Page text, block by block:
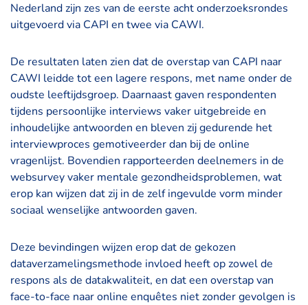
Nederland zijn zes van de eerste acht onderzoeksrondes
uitgevoerd via CAPI en twee via CAWI.
De resultaten laten zien dat de overstap van CAPI naar
CAWI leidde tot een lagere respons, met name onder de
oudste leeftijdsgroep. Daarnaast gaven respondenten
tijdens persoonlijke interviews vaker uitgebreide en
inhoudelijke antwoorden en bleven zij gedurende het
interviewproces gemotiveerder dan bij de online
vragenlijst. Bovendien rapporteerden deelnemers in de
websurvey vaker mentale gezondheidsproblemen, wat
erop kan wijzen dat zij in de zelf ingevulde vorm minder
sociaal wenselijke antwoorden gaven.
Deze bevindingen wijzen erop dat de gekozen
dataverzamelingsmethode invloed heeft op zowel de
respons als de datakwaliteit, en dat een overstap van
face-to-face naar online enquêtes niet zonder gevolgen is